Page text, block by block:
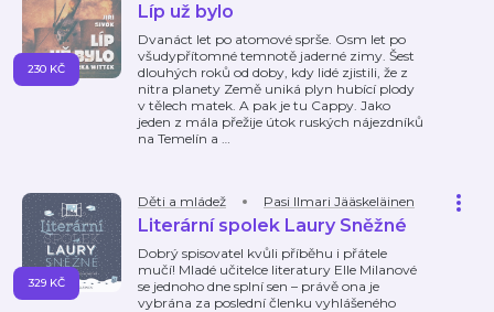
Líp už bylo
Dvanáct let po atomové sprše. Osm let po
všudypřítomné temnotě jaderné zimy. Šest
dlouhých roků od doby, kdy lidé zjistili, že z
nitra planety Země uniká plyn hubící plody
v tělech matek. A pak je tu Cappy. Jako
jeden z mála přežije útok ruských nájezdníků
na Temelín a …
230 KČ
Děti a mládež Pasi Ilmari Jääskeläinen
Literární spolek Laury Sněžné
Dobrý spisovatel kvůli příběhu i přátele
mučí! Mladé učitelce literatury Elle Milanové
se jednoho dne splní sen – právě ona je
vybrána za poslední členku vyhlášeného
329 KČ